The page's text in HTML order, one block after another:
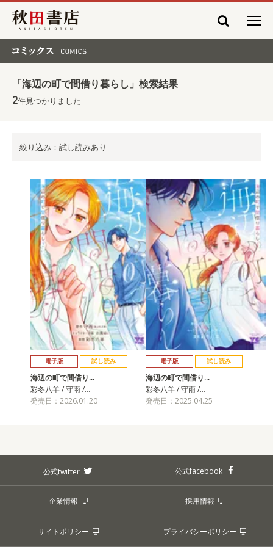
秋田書店
「海辺の町で間借り暮らし」検索結果
2件見つかりました
絞り込み：試し読みあり
電子版 試し読み
海辺の町で間借り…
彩冬八羊 / 守雨 /…
発売日：2026.01.20
電子版 試し読み
海辺の町で間借り…
彩冬八羊 / 守雨 /…
発売日：2025.04.25
公式twitter 公式facebook
企業情報 採用情報
サイトポリシー プライバシーポリシー